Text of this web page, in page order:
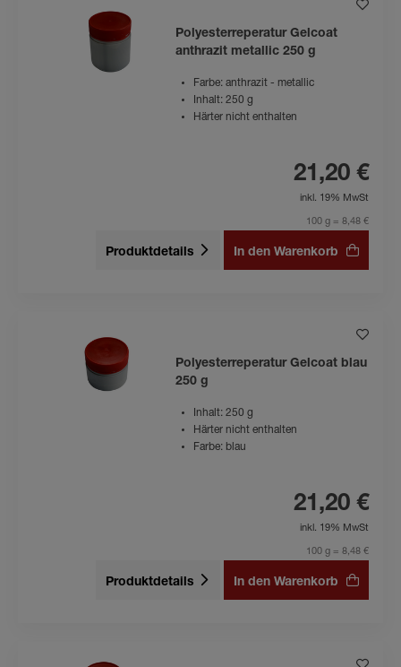
Polyesterreperatur Gelcoat
anthrazit metallic 250 g
Farbe: anthrazit - metallic
Inhalt: 250 g
Härter nicht enthalten
21,20 €
inkl. 19% MwSt
100 g = 8,48 €
Produktdetails In den Warenkorb
Polyesterreperatur Gelcoat blau
250 g
Inhalt: 250 g
Härter nicht enthalten
Farbe: blau
21,20 €
inkl. 19% MwSt
100 g = 8,48 €
Produktdetails In den Warenkorb